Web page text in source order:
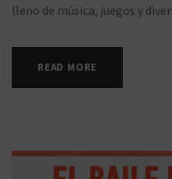
lleno de música, juegos y
READ MORE